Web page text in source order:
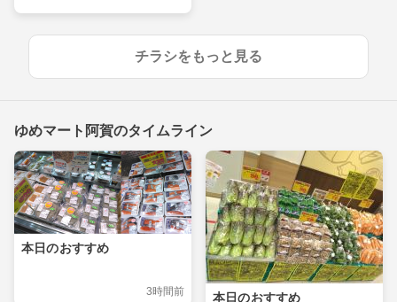
チラシをもっと見る
ゆめマート阿賀のタイムライン
本日のおすすめ
3時間前 本日のおすすめ